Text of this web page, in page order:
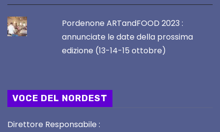
Pordenone ARTandFOOD 2023 :
annunciate le date della prossima
edizione (13-14-15 ottobre)
VOCE DEL NORDEST
Direttore Responsabile :